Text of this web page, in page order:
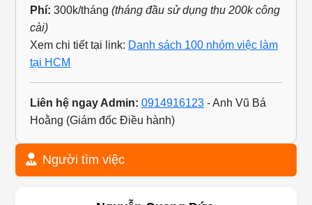
CHÍ MINH:
Phí:
cài)
Xem chi tiết tại link:
tại HCM
Liên hệ ngay Admin: 0914916123
Người tìm việc